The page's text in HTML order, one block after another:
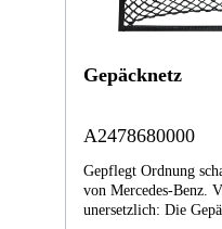
Gepäcknetz
A2478680000
Gepflegt Ordnung
von Mercedes-Benz.
unersetzlich: Die